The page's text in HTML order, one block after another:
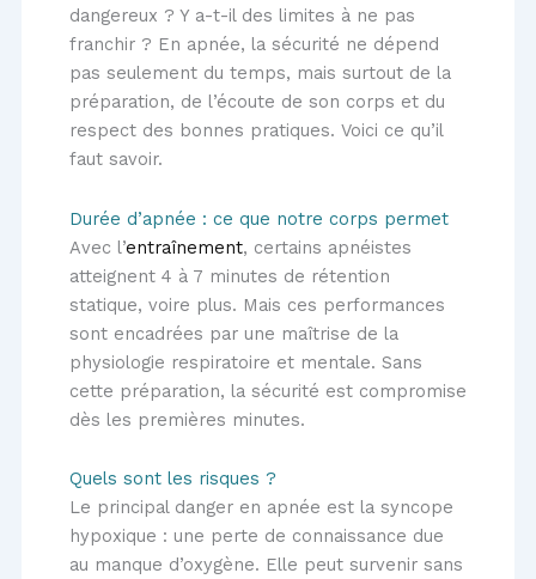
dangereux ? Y a-t-il des limites à ne pas
franchir ? En apnée, la sécurité ne dépend
pas seulement du temps, mais surtout de la
préparation, de l’écoute de son corps et du
respect des bonnes pratiques. Voici ce qu’il
faut savoir.
Durée d’apnée : ce que notre corps permet
Avec l’entraînement, certains apnéistes
atteignent 4 à 7 minutes de rétention
statique, voire plus. Mais ces performances
sont encadrées par une maîtrise de la
physiologie respiratoire et mentale. Sans
cette préparation, la sécurité est compromise
dès les premières minutes.
Quels sont les risques ?
Le principal danger en apnée est la syncope
hypoxique : une perte de connaissance due
au manque d’oxygène. Elle peut survenir sans